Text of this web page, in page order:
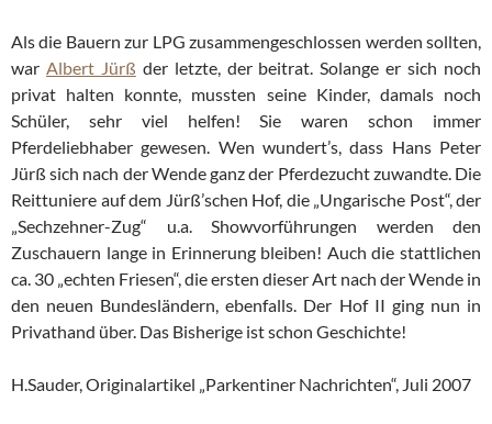
Als die Bauern zur LPG zusammengeschlossen werden sollten,
war Albert Jürß der letzte, der beitrat. Solange er sich noch
privat halten konnte, mussten seine Kinder, damals noch
Schüler, sehr viel helfen! Sie waren schon immer
Pferdeliebhaber gewesen. Wen wundert’s, dass Hans Peter
Jürß sich nach der Wende ganz der Pferdezucht zuwandte. Die
Reittuniere auf dem Jürß’schen Hof, die „Ungarische Post“, der
„Sechzehner-Zug“ u.a. Showvorführungen werden den
Zuschauern lange in Erinnerung bleiben! Auch die stattlichen
ca. 30 „echten Friesen“, die ersten dieser Art nach der Wende in
den neuen Bundesländern, ebenfalls. Der Hof II ging nun in
Privathand über. Das Bisherige ist schon Geschichte!
H.Sauder, Originalartikel „Parkentiner Nachrichten“, Juli 2007